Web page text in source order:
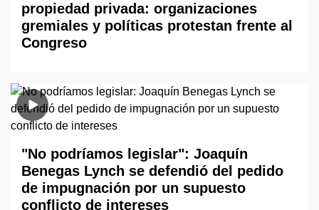
propiedad privada: organizaciones
gremiales y políticas protestan frente al
Congreso
"No podríamos legislar": Joaquín
Benegas Lynch se defendió del pedido
de impugnación por un supuesto
conflicto de intereses